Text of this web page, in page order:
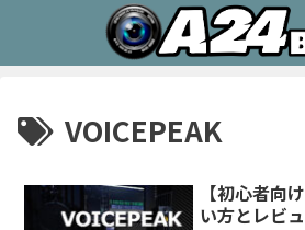
VOICEPEAK
【初心者向
い方とレビ